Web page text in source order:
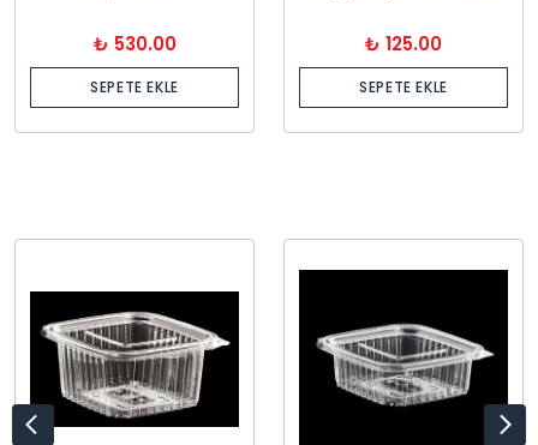
₺ 530.00
SEPETE EKLE
₺ 125.00
SEPETE EKLE